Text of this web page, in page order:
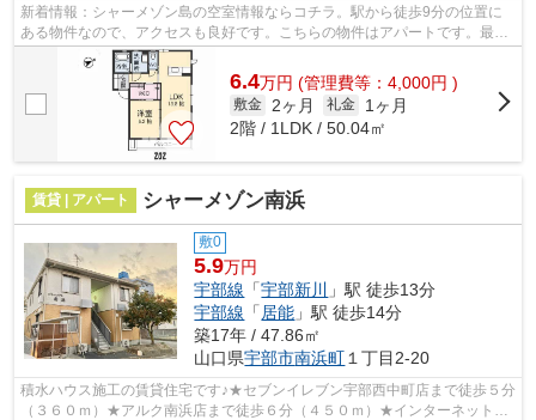
新着情報：シャーメゾン島の空室情報ならコチラ。駅から徒歩9分の位置に
ある物件なので、アクセスも良好です。こちらの物件はアパートです。最上
階の物件です。当社スタッフが地域の賃...
6.4万円 (管理費等：4,000円 )
敷金 2ヶ月 礼金
1ヶ月
2階 / 1LDK / 50.04㎡
賃貸 | アパート シャーメゾン南浜
敷0
5.9万円
宇部線 「宇部新川
」駅 徒歩13分
宇部線 「 居能 」駅 徒歩14分
築17年 / 47.86㎡
山口県宇部市南浜町 １丁目2-20
積水ハウス施工の賃貸住宅です♪★セブンイレブン宇部西中町店まで徒歩５分
（３６０ｍ）★アルク南浜店まで徒歩６分（４５０ｍ）★インターネット無